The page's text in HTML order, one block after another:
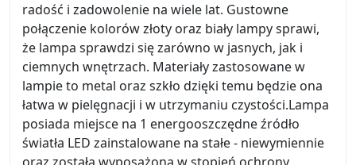
radość i zadowolenie na wiele lat. Gustowne
połączenie kolorów złoty oraz biały lampy sprawi,
że lampa sprawdzi się zarówno w jasnych, jak i
ciemnych wnętrzach. Materiały zastosowane w
lampie to metal oraz szkło dzięki temu będzie ona
łatwa w pielęgnacji i w utrzymaniu czystości.Lampa
posiada miejsce na 1 energooszczędne źródło
światła LED zainstalowane na stałe - niewymiennie